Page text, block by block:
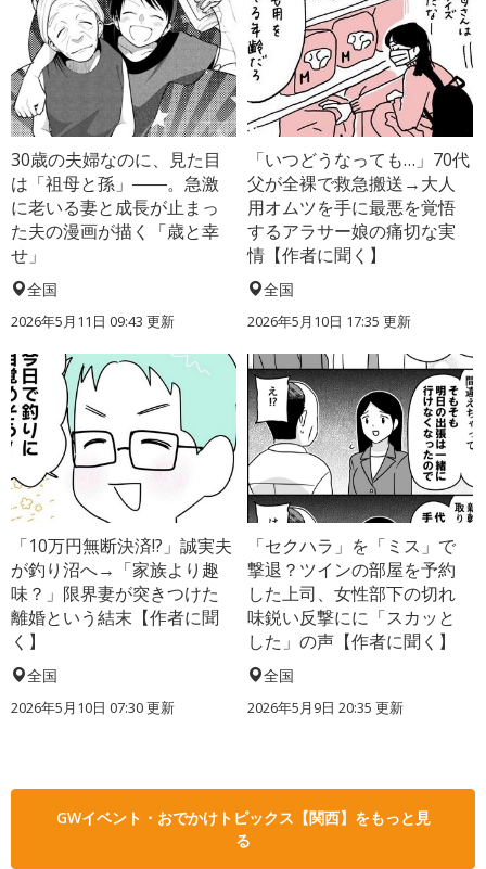
30歳の夫婦なのに、見た目
は「祖母と孫」――。急激
に老いる妻と成長が止まっ
た夫の漫画が描く「歳と幸
せ」
全国
2026年5月11日 09:43 更新
「いつどうなっても…」70代
父が全裸で救急搬送→大人
用オムツを手に最悪を覚悟
するアラサー娘の痛切な実
情【作者に聞く】
全国
2026年5月10日 17:35 更新
「10万円無断決済!?」誠実夫
が釣り沼へ→「家族より趣
味？」限界妻が突きつけた
離婚という結末【作者に聞
く】
全国
2026年5月10日 07:30 更新
「セクハラ」を「ミス」で
撃退？ツインの部屋を予約
した上司、女性部下の切れ
味鋭い反撃にに「スカッと
した」の声【作者に聞く】
全国
2026年5月9日 20:35 更新
GWイベント・おでかけトピックス【関西】をもっと見
る